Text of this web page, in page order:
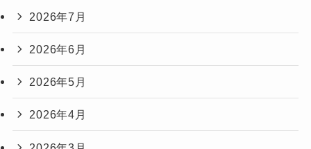
2026年7月
2026年6月
2026年5月
2026年4月